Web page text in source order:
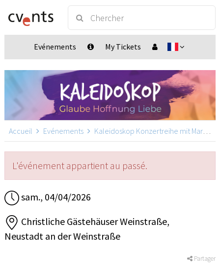
Evénements My Tickets
Accueil Evénements Kaleidoskop Konzertreihe mit Martin Pepper
L'événement appartient au passé.
sam., 04/04/2026
Christliche Gästehäuser Weinstraße,
Neustadt an der Weinstraße
Partager